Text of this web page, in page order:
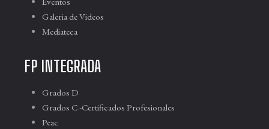
Galeria de Videos
Mediateca
FP INTEGRADA
Grados D
Grados C -Certificados Profesionales
Peac